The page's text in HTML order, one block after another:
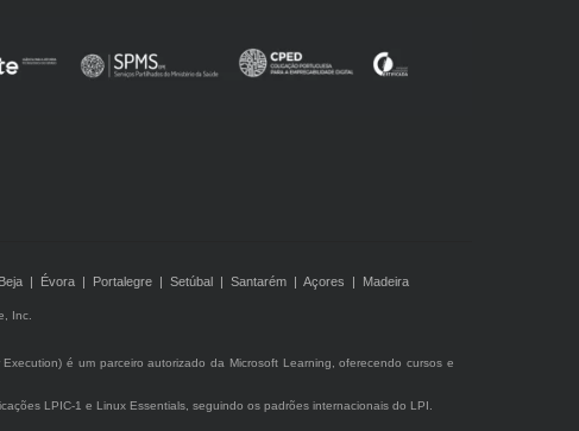
| Évora | Portalegre | Setúbal | Santarém | Açores | Madeira
Inc.
é um parceiro autorizado da Microsoft Learning, oferecendo cursos e
LPIC-1 e Linux Essentials, seguindo os padrões internacionais do LPI.